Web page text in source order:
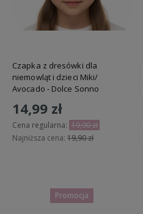
Czapka z dresówki dla
niemowląt i dzieci Miki/
Avocado - Dolce Sonno
14,99 zł
Cena regularna: 19,90 zł
Najniższa cena: 19,90 zł
Promocja